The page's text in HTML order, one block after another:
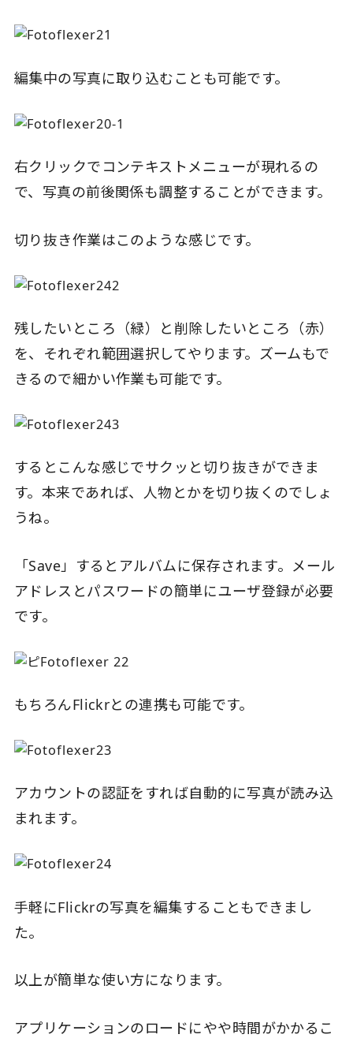
編集中の写真に取り込むことも可能です。
右クリックでコンテキストメニューが現れるの
で、写真の前後関係も調整することができます。
切り抜き作業はこのような感じです。
残したいところ（緑）と削除したいところ（赤）
を、それぞれ範囲選択してやります。ズームもで
きるので細かい作業も可能です。
するとこんな感じでサクッと切り抜きができま
す。本来であれば、人物とかを切り抜くのでしょ
うね。
「Save」するとアルバムに保存されます。メール
アドレスとパスワードの簡単にユーザ登録が必要
です。
もちろんFlickrとの連携も可能です。
アカウントの認証をすれば自動的に写真が読み込
まれます。
手軽にFlickrの写真を編集することもできまし
た。
以上が簡単な使い方になります。
アプリケーションのロードにやや時間がかかるこ